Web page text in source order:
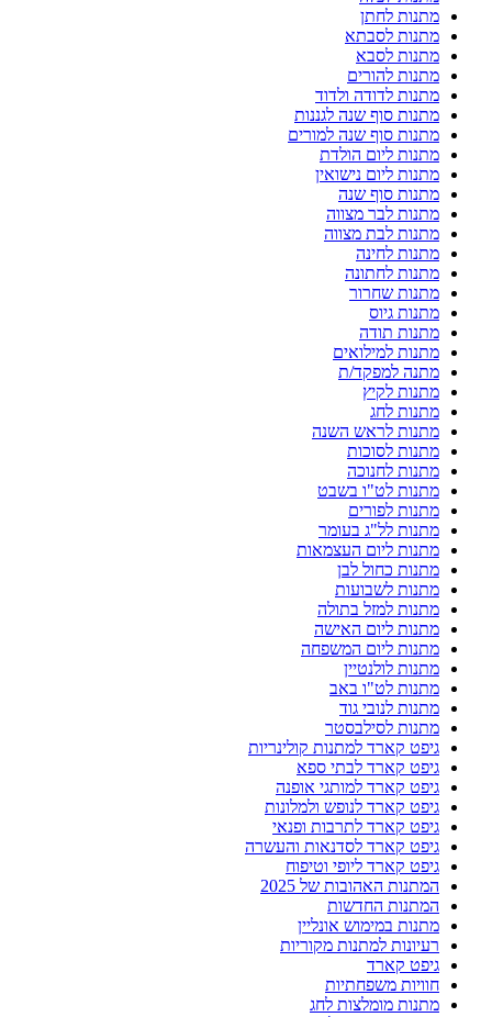
מתנות לחתן
מתנות לסבתא
מתנות לסבא
מתנות להורים
מתנות לדודה ולדוד
מתנות סוף שנה לגננות
מתנות סוף שנה למורים
מתנות ליום הולדת
מתנות ליום נישואין
מתנות סוף שנה
מתנות לבר מצווה
מתנות לבת מצווה
מתנות לחינה
מתנות לחתונה
מתנות שחרור
מתנות גיוס
מתנות תודה
מתנות למילואים
מתנה למפקד/ת
מתנות לקיץ
מתנות לחג
מתנות לראש השנה
מתנות לסוכות
מתנות לחנוכה
מתנות לט"ו בשבט
מתנות לפורים
מתנות לל"ג בעומר
מתנות ליום העצמאות
מתנות כחול לבן
מתנות לשבועות
מתנות למזל בתולה
מתנות ליום האישה
מתנות ליום המשפחה
מתנות לולנטיין
מתנות לט"ו באב
מתנות לנובי גוד
מתנות לסילבסטר
גיפט קארד למתנות קולינריות
גיפט קארד לבתי ספא
גיפט קארד למותגי אופנה
גיפט קארד לנופש ולמלונות
גיפט קארד לתרבות ופנאי
גיפט קארד לסדנאות והעשרה
גיפט קארד ליופי וטיפוח
המתנות האהובות של 2025
המתנות החדשות
מתנות במימוש אונליין
רעיונות למתנות מקוריות
גיפט קארד
חוויות משפחתיות
מתנות מומלצות לחג